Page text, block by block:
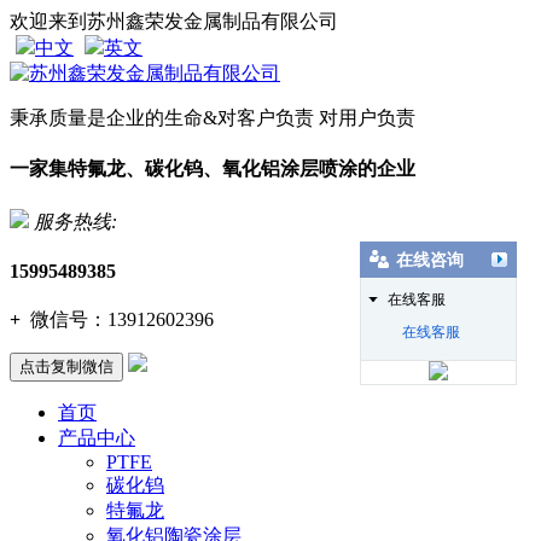
欢迎来到苏州鑫荣发金属制品有限公司
中文
英文
秉承质量是企业的生命&对客户负责 对用户负责
一家集特氟龙、碳化钨、氧化铝涂层喷涂的企业
服务热线:
15995489385
+ 微信号： 13912602396
点击复制微信
首页
产品中心
PTFE
碳化钨
特氟龙
氧化铝陶瓷涂层
在线咨询
在线客服
在线客服